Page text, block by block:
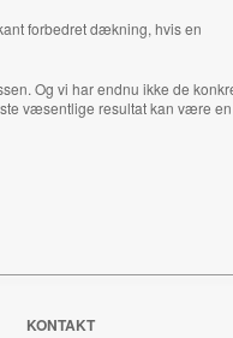
forbedret dækning, hvis en
Og vi har endnu ikke de
væsentlige resultat kan være
KONTAKT